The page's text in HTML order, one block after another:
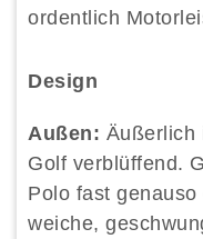
ordentlich
Design
Außen: Äußerlich
Golf verblüffend.
Polo fast
weiche,